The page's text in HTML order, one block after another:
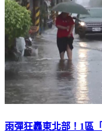
雨彈狂轟東北部！1區